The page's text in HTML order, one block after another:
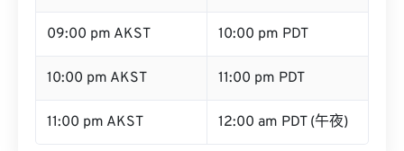
09:00 pm AKST 10:00 pm PDT
10:00 pm AKST 11:00 pm PDT
11:00 pm AKST 12:00 am PDT (午夜)